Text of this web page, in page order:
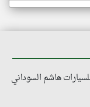
هاشم السوداني